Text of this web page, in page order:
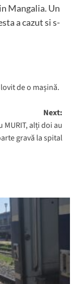
Mangalia. Un
a cazut si s-
de o mașină.
Next:
MURIT, alți doi au
gravă la spital